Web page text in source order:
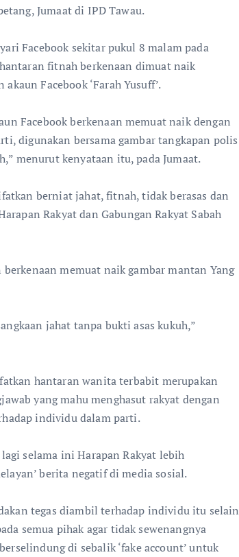
Jumaat di IPD Tawau.
Facebook sekitar pukul 8 malam pada
fitnah berkenaan dimuat naik
Facebook ‘Farah Yusuff’.
Facebook berkenaan memuat naik dengan
digunakan bersama gambar tangkapan polis
menurut kenyataan itu, pada Jumaat.
berniat jahat, fitnah, tidak berasas dan
Rakyat dan Gabungan Rakyat Sabah
memuat naik gambar mantan Yang
jahat tanpa bukti asas kukuh,”
hantaran wanita terbabit merupakan
yang mahu menghasut rakyat dengan
individu dalam parti.
selama ini Harapan Rakyat lebih
berita negatif di media sosial.
tegas diambil terhadap individu itu selain
semua pihak agar tidak sewenangnya
di sebalik ‘fake account’ untuk